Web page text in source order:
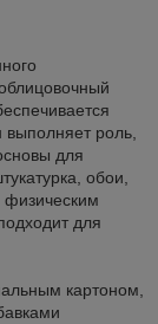
выполняет роль,
для
обои,
физическим
для
картоном,